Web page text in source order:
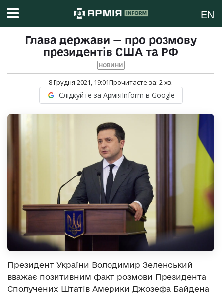
EN
Глава держави — про розмову
президентів США та РФ
НОВИНИ
8 Грудня 2021, 19:01Прочитаєте за: 2хв.
Слідкуйте за АрміяInform в Google
Президент України Володимир Зеленський
вважає позитивним факт розмови Президента
Сполучених Штатів Америки Джозефа Байдена